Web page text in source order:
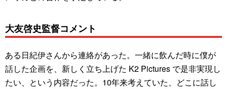
大友啓史監督コメント
ある日紀伊さんから連絡があった。一緒に飲んだ時に僕が
話した企画を、新しく立ち上げた K2 Pictures で是非実現し
たい、という内容だった。10年来考えていた、どこに話し